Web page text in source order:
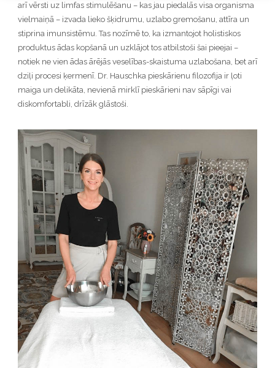
arī vērsti uz limfas stimulēšanu – kas jau piedalās visa organisma
vielmaiņā – izvada lieko šķidrumu, uzlabo gremošanu, attīra un
stiprina imunsistēmu. Tas nozīmē to, ka izmantojot holistiskos
produktus ādas kopšanā un uzklājot tos atbilstoši šai pieejai –
notiek ne vien ādas ārējās veselības-skaistuma uzlabošana, bet arī
dziļi procesi ķermenī. Dr. Hauschka pieskārienu filozofija ir ļoti
maiga un delikāta, nevienā mirklī pieskārieni nav sāpīgi vai
diskomfortabli, drīzāk glāstoši.